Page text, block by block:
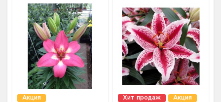
Акция Хит продаж Акция